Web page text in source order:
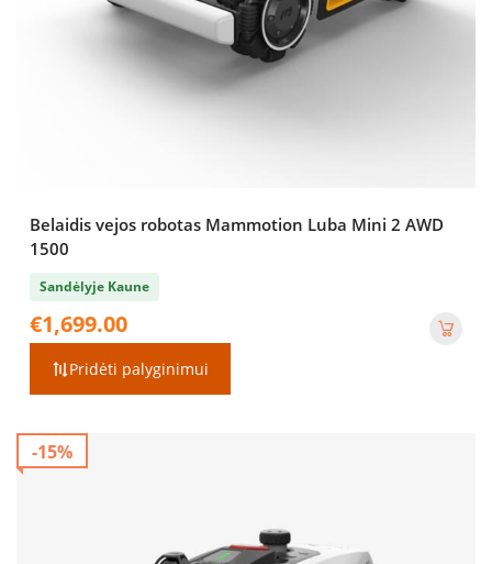
Belaidis vejos robotas Mammotion Luba Mini 2 AWD
1500
Sandėlyje Kaune
€1,699.00
Pridėti palyginimui
-15%